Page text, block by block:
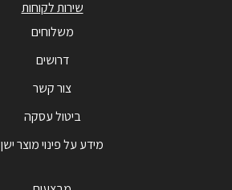
שירות לקוחות
משלוחים
דרושים
צור קשר
ביטול עסקה
מידע על פינוי מוצר ישן